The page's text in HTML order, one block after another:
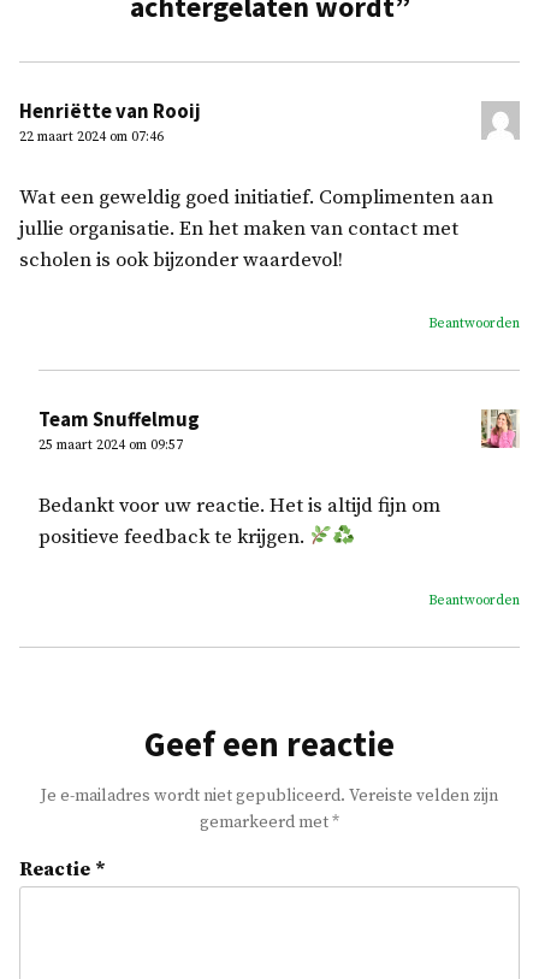
Henriëtte van Rooij
22 maart 2024 om 07:46
Wat een geweldig goed initiatief. Complimenten aan
jullie organisatie. En het maken van contact met
scholen is ook bijzonder waardevol!
Beantwoorden
Team Snuffelmug
25 maart 2024 om 09:57
Bedankt voor uw reactie. Het is altijd fijn om
positieve feedback te krijgen.
Beantwoorden
Geef een reactie
Je e-mailadres wordt niet gepubliceerd. Vereiste velden zijn
gemarkeerd met*
Reactie *